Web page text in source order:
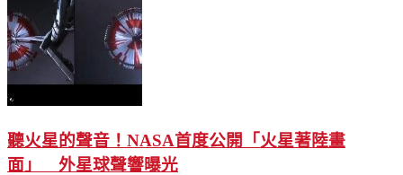
聽火星的聲音！NASA首度公開「火星著陸畫
面」 外星球聲響曝光